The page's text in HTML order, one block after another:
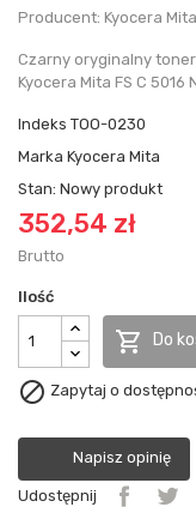
Producent: Kyocera Mita
Czarny oryginalny
Kyocera Mita FS C 5016
Indeks TOO-0230
Marka Kyocera Mita
Stan: Nowy produkt
352,54 zł
Brutto
Ilość
 Do
 Zapytaj o
Napisz opinię
Udostępnij